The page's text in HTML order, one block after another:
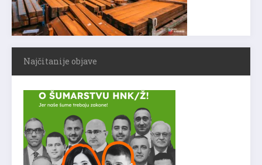
Najčitanije objave